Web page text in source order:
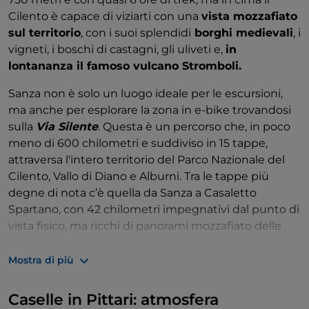
dell'erosione provocata dall'acqua nel corso di milioni
di anni e dalfiume Bussento, che sembra amare
giocare a nascondino, apparendo e scomparendo
lungo il suo percorso.
Un'altra escursione via porta in cima alMonte
Cervati, che con i suoi 1.899 metri è la montagna più
alta della Campania. Il sentiero conduce attraverso
una natura incontaminata, tra rocce scoscese e il
Santuario della Madonna della Neve. Prima di
raggiungere la vetta si consiglia una piccola
deviazione versoLa Nevera , una grotta dove la neve
non si scioglie nemmeno d'estate!
Si racconta che in passato i re di Napoli ordinarono
grotta alla valle con gli asini. Il ghiaccio veniva poi
potessero gustare il lorosorbettonelle calde
Cilento è capace di viziarti con una vista mozzafiato
sul territorio, con i suoi splendidi borghi medievali, i
vigneti, i boschi di castagni, gli uliveti e, in
lontananza il famoso vulcano Stromboli.
Sanza non è solo un luogo ideale per le escursioni,
ma anche per esplorare la zona in e-bike trovandosi
sulla Via Silente. Questa è un percorso che, in poco
meno di 600 chilometri e suddiviso in 15 tappe,
attraversa l'intero territorio del Parco Nazionale del
Cilento, Vallo di Diano e Alburni. Tra le tappe più
degne di nota c’è quella da Sanza a Casaletto
Spartano, con 42 chilometri impegnativi dal punto di
vista fisico, ma ricchi di panorami mozzafiato delle
montagna. Qui potrete godervi il vero silenzio.
Mostra di più
Caselle in Pittari: atmosfera